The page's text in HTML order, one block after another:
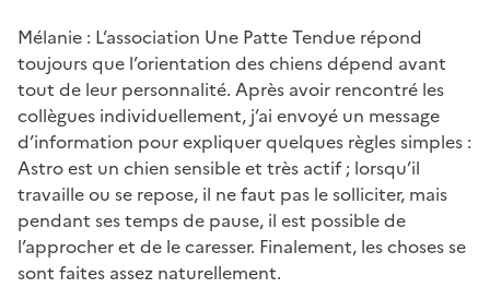
Mélanie : L’association Une Patte Tendue répond
toujours que l’orientation des chiens dépend avant
tout de leur personnalité. Après avoir rencontré les
collègues individuellement, j’ai envoyé un message
d’information pour expliquer quelques règles simples :
Astro est un chien sensible et très actif ; lorsqu’il
travaille ou se repose, il ne faut pas le solliciter, mais
pendant ses temps de pause, il est possible de
l’approcher et de le caresser. Finalement, les choses se
sont faites assez naturellement.